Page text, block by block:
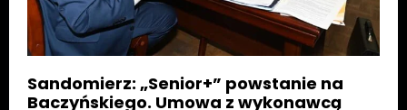
Sandomierz: „Senior+” powstanie na
Baczyńskiego. Umowa z wykonawcą